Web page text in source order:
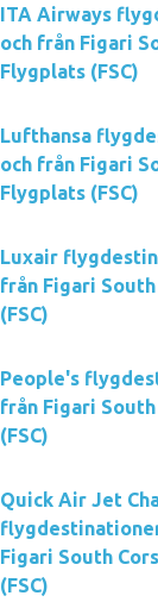
ITA Airways
och från Figari
Flygplats (FSC)
Lufthansa
och från Figari
Flygplats (FSC)
Luxair
från Figari
(FSC)
People's
från Figari
(FSC)
Quick Air Jet
Figari South
(FSC)